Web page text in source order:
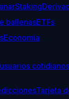
Staking
ballenasETFs
Economía
cotidianos
Tarjeta